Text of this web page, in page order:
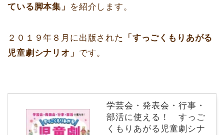
ている脚本集」
を紹介します。
２０１９年８月に出版された
「すっごくもりあがる
児童劇シナリオ」 です。
学芸会・発表会・行事・
部活に使える！ すっご
くもりあがる児童劇シナ